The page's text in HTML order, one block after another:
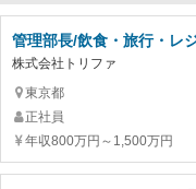
管理部長/飲食・旅行・レ
株式会社トリファ
東京都
正社員
年収800万円～1,500万円